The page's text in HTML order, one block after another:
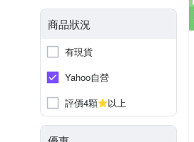
商品狀況
有現貨
Yahoo自營
評價4顆
以上